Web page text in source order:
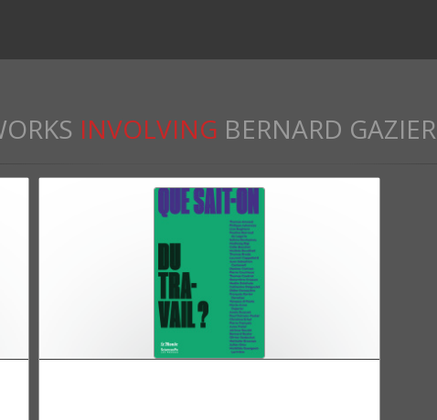
INVOLVING BERNARD GAZIER